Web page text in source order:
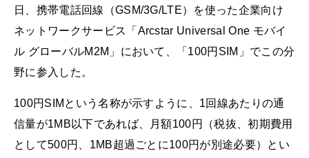
日、携帯電話回線（GSM/3G/LTE）を使った企業向け
ネットワークサービス「Arcstar Universal One モバイ
ル グローバルM2M」において、「100円SIM」でこの分
野に参入した。
100円SIMという名称が示すように、1回線あたりの通
信量が1MB以下であれば、月額100円（税抜、初期費用
として500円、1MB超過ごとに100円が別途必要）とい